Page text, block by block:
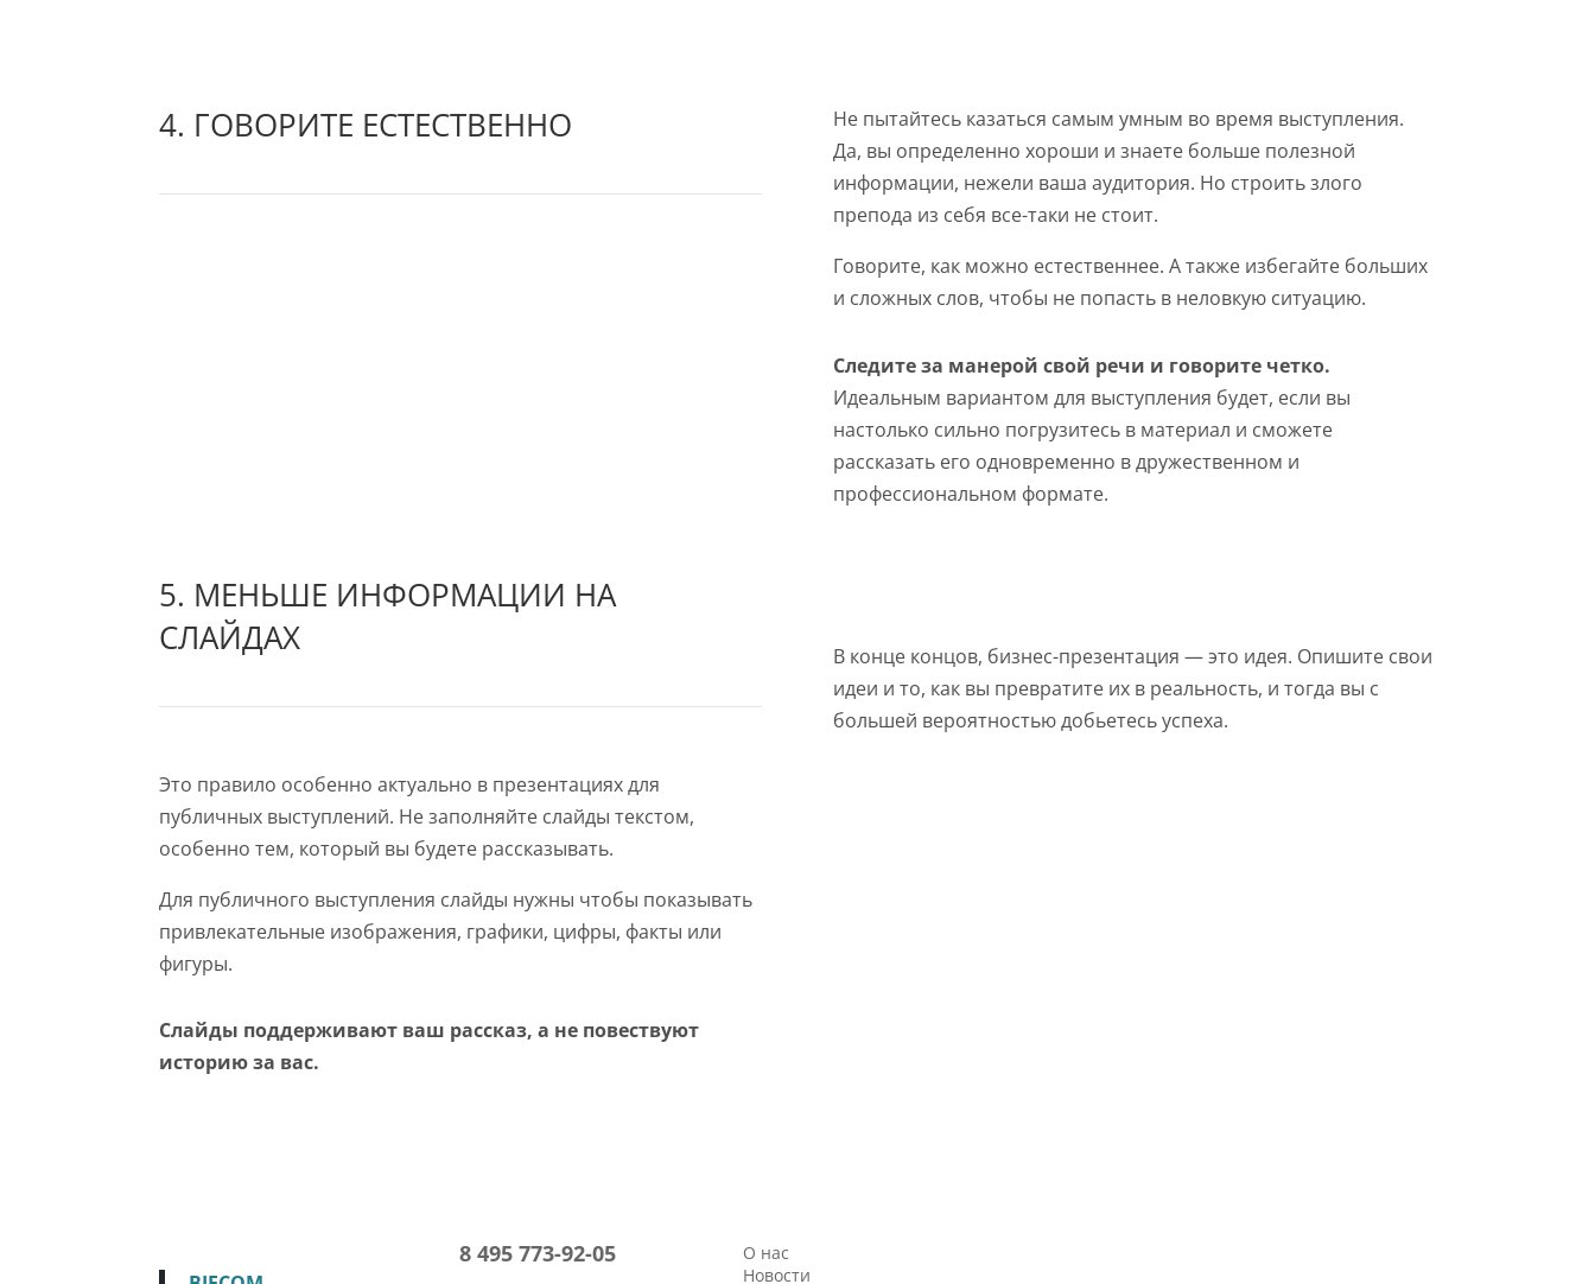
4. ГОВОРИТЕ ЕСТЕСТВЕННО
Не пытайтесь казаться самым умным во время выступления.
Да, вы определенно хороши и знаете больше полезной
информации, нежели ваша аудитория. Но строить злого
препода из себя все-таки не стоит.
Говорите, как можно естественнее. А также избегайте больших
и сложных слов, чтобы не попасть в неловкую ситуацию.
Следите за манерой свой речи и говорите четко.
Идеальным вариантом для выступления будет, если вы
настолько сильно погрузитесь в материал и сможете
рассказать его одновременно в дружественном и
профессиональном формате.
5. МЕНЬШЕ ИНФОРМАЦИИ НА
СЛАЙДАХ
Это правило особенно актуально в презентациях для
публичных выступлений. Не заполняйте слайды текстом,
особенно тем, который вы будете рассказывать.
Для публичного выступления слайды нужны чтобы показывать
привлекательные изображения, графики, цифры, факты или
фигуры.
Слайды поддерживают ваш рассказ, а не повествуют
историю за вас.
В конце концов, бизнес-презентация — это идея. Опишите свои
идеи и то, как вы превратите их в реальность, и тогда вы с
большей вероятностью добьетесь успеха.
8 495 773-92-05
О нас
Новости